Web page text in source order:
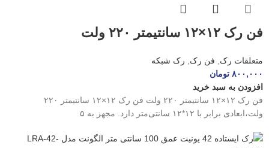
فن رک ۱۲×۱۲ سانتیمتر ۲۲۰ ولت
متعلقات رک فن رک
رک شبکه
۸۰۰,۰۰۰ تومان
افزودن به سبد خرید
فن رک ۱۲×۱۲ سانتیمتر ۲۲۰ ولت فن رک ۱۲×۱۲ سانتیمتر ۲۲۰
ولت،ابعادی برابر با ۱۲*۱۲ سانتی‌متر دارد. مجهز به ۵